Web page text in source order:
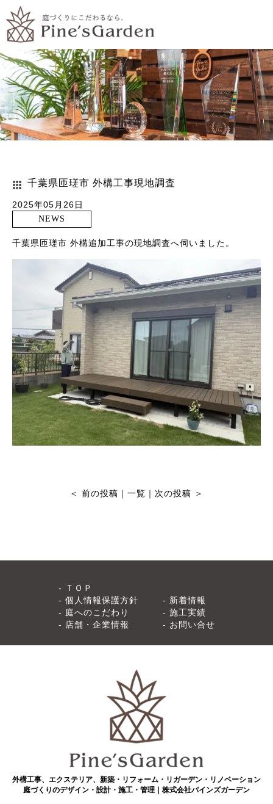
千葉県匝瑳市 外構工事現地調査
2025年05月26日
NEWS
千葉県匝瑳市 外構追加工事の現地調査へ伺いました。
＜ 前の投稿 ｜ 一覧 ｜ 次の投稿 ＞
ＴＯＰ
個人情報保護方針
新着情報
庭へのこだわり
施工実績
店舗・企業情報
お問い合せ
外構工事、エクステリア、新築・リフォーム・リガーデン・リノベーション
庭づくりのデザイン・設計・施工・管理｜株式会社パインズガーデン